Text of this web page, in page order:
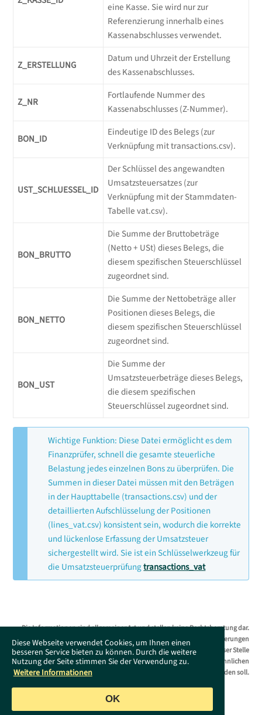
Diese Webseite verwendet Cookies, um Ihnen einen
besseren Service bieten zu können. Durch die weitere
Nutzung der Seite stimmen Sie der Verwendung zu.
Weitere Informationen
OK
eine Kasse. Sie wird nur zur
Referenzierung innerhalb eines
Kassenabschlusses verwendet.
Z_ERSTELLUNG
Datum und Uhrzeit der Erstellung
des Kassenabschlusses.
Z_NR
Fortlaufende Nummer des
Kassenabschlusses (Z-Nummer).
BON_ID
Eindeutige ID des Belegs (zur
Verknüpfung mit transactions.csv).
UST_SCHLUESSEL_ID
Der Schlüssel des angewandten
Umsatzsteuersatzes (zur
Verknüpfung mit der Stammdaten-
Tabelle vat.csv).
BON_BRUTTO
Die Summe der Bruttobeträge
(Netto + USt) dieses Belegs, die
diesem spezifischen Steuerschlüssel
zugeordnet sind.
BON_NETTO
Die Summe der Nettobeträge aller
Positionen dieses Belegs, die
diesem spezifischen Steuerschlüssel
zugeordnet sind.
BON_UST
Die Summe der
Umsatzsteuerbeträge dieses Belegs,
die diesem spezifischen
Steuerschlüssel zugeordnet sind.
Wichtige Funktion: Diese Datei ermöglicht es dem
Finanzprüfer, schnell die gesamte steuerliche
Belastung jedes einzelnen Bons zu überprüfen. Die
Summen in dieser Datei müssen mit den Beträgen
in der Haupttabelle (transactions.csv) und der
detaillierten Aufschlüsselung der Positionen
(lines_vat.csv) konsistent sein, wodurch die korrekte
und lückenlose Erfassung der Umsatzsteuer
sichergestellt wird. Sie ist ein Schlüsselwerkzeug für
die Umsatzsteuerprüfungtransactions_vat
Die Informationen sind allgemeiner Art und stellen keine Rechtsberatung dar.
Das Supportportal erhebt keinen Anspruch auf Vollständigkeit. Änderungen
bleiben ohne Vorankündigung jederzeit vorbehalten. Es wird an dieser Stelle
darauf hingewiesen, dass die ausschließliche Verwendung der männlichen
Form geschlechtsunabhängig verstanden werden soll.